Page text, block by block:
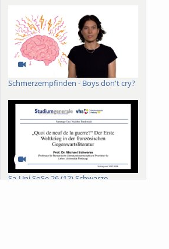
Schmerzempfinden - Boys don't cry?
Sa-Uni SoSe 26 (12) Schwarze